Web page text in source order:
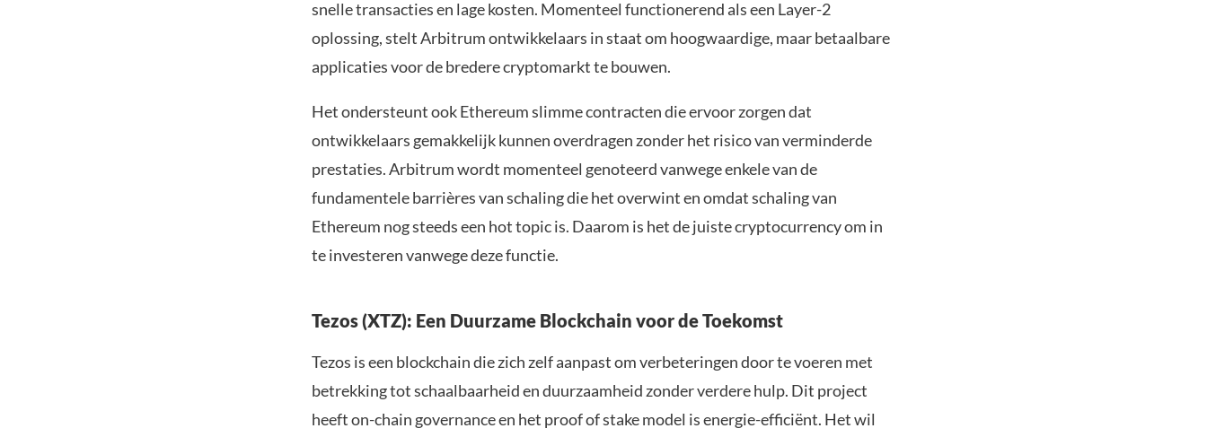
snelle transacties en lage kosten. Momenteel functionerend als een Layer-2
oplossing, stelt Arbitrum ontwikkelaars in staat om hoogwaardige, maar betaalbare
applicaties voor de bredere cryptomarkt te bouwen.
Het ondersteunt ook Ethereum slimme contracten die ervoor zorgen dat
ontwikkelaars gemakkelijk kunnen overdragen zonder het risico van verminderde
prestaties. Arbitrum wordt momenteel genoteerd vanwege enkele van de
fundamentele barrières van schaling die het overwint en omdat schaling van
Ethereum nog steeds een hot topic is. Daarom is het de juiste cryptocurrency om in
te investeren vanwege deze functie.
Tezos (XTZ): Een Duurzame Blockchain voor de Toekomst
Tezos is een blockchain die zich zelf aanpast om verbeteringen door te voeren met
betrekking tot schaalbaarheid en duurzaamheid zonder verdere hulp. Dit project
heeft on-chain governance en het proof of stake model is energie-efficiënt. Het wil